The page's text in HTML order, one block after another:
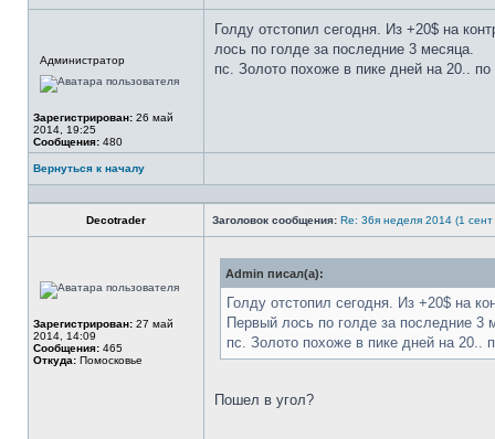
в
Администратор
Зарегистрирован: 26 май
2014, 19:25
Сообщения: 480
Голду отстопил сегодня. Из +20$ на
лось по голде за последние 3 месяца.
пс. Золото похоже в пике дней на 20..
Вернуться к началу
Профиль
Decotrader Заголовок сообщения: Re: 36я неделя 2014 (1 сент
в
Зарегистрирован: 27 май
2014, 14:09
Сообщения: 465
Откуда: Помосковье
Admin писал(а):
Голду отстопил сегодня. Из +20$ на
Первый лось по голде за последние 3
пс. Золото похоже в пике дней на 20..
Пошел в угол?